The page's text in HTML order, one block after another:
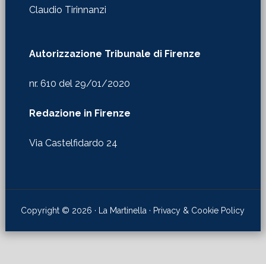
Claudio Tirinnanzi
Autorizzazione Tribunale di Firenze
nr. 610 del 29/01/2020
Redazione in Firenze
Via Castelfidardo 24
Copyright © 2026 · La Martinella · Privacy & Cookie Policy